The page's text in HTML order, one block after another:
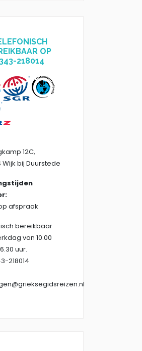
OP
218014
12C,
Wijk bij Duurstede
afspraak
bereikbaar
van 10.00
uur.
218014